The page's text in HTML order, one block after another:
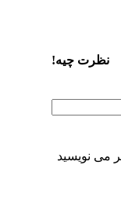
نظرت چیه!
می نویسید